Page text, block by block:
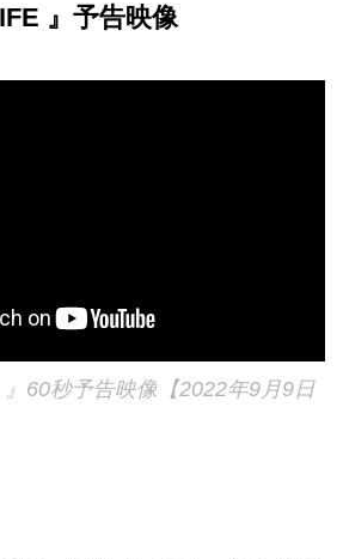
』予告映像
60秒予告映像【2022年9月9日